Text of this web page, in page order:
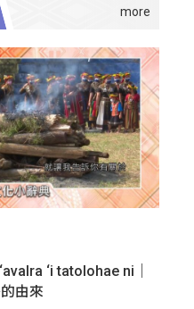
‘i tatolohae ni｜
由來